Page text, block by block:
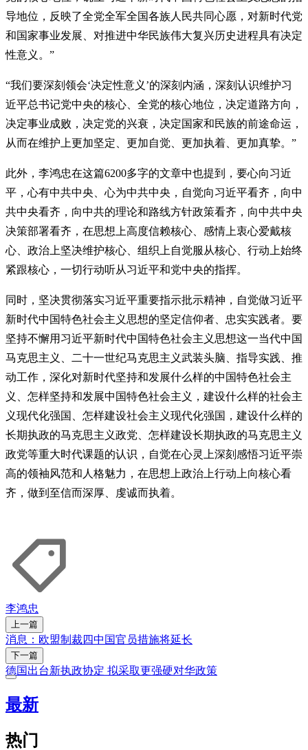
导地位，反映了全党全军全国各族人民共同心愿，对新时代党
和国家事业发展、对推进中华民族伟大复兴历史进程具有决定
性意义。”
“我们要深刻领会‘决定性意义’的深刻内涵，深刻认识维护习
近平总书记党中央的核心、全党的核心地位，决定道路方向，
决定事业成败，决定党的兴衰，决定国家和民族的前途命运，
从而在维护上更加坚定、更加自觉、更加执着、更加真挚。”
此外，李鸿忠在这篇6200多字的文章中也提到，要心向习近
平，心有中共中央、心为中共中央，自觉向习近平看齐，向中
共中央看齐，向中共的理论和路线方针政策看齐，向中共中央
决策部署看齐，在思想上高度信赖核心、感情上衷心爱戴核
心、政治上坚决维护核心、组织上自觉服从核心、行动上始终
紧跟核心，一切行动听从习近平和党中央的指挥。
同时，坚决贯彻落实习近平重要指示批示精神，自觉做习近平
新时代中国特色社会主义思想的坚定信仰者、忠实实践者。要
坚持不懈用习近平新时代中国特色社会主义思想这一当代中国
马克思主义、二十一世纪马克思主义武装头脑、指导实践、推
动工作，深化对新时代坚持和发展什么样的中国特色社会主
义、怎样坚持和发展中国特色社会主义，建设什么样的社会主
义现代化强国、怎样建设社会主义现代化强国，建设什么样的
长期执政的马克思主义政党、怎样建设长期执政的马克思主义
政党等重大时代课题的认识，自觉在心灵上深刻感悟习近平崇
高的领袖风范和人格魅力，在思想上政治上行动上向核心看
齐，做到至信而深厚、虔诚而执着。
李鸿忠
上一篇
消息：欧盟制裁四中国官员措施将延长
下一篇
德国出台新执政协定 拟采取更强硬对华政策
最新
热门